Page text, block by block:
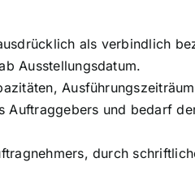
als verbindlich
Ausstellungsdatum.
Auftraggebers und bedarf
durch